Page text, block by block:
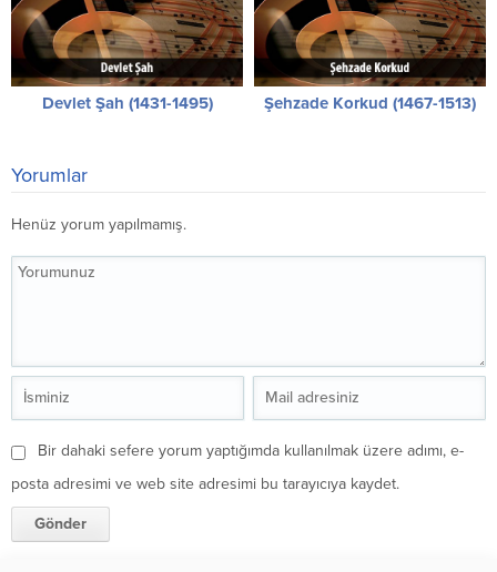
Devlet Şah (1431-1495) Şehzade Korkud (1467-1513)
Yorumlar
Henüz yorum yapılmamış.
Bir dahaki sefere yorum yaptığımda kullanılmak üzere adımı, e-
posta adresimi ve web site adresimi bu tarayıcıya kaydet.